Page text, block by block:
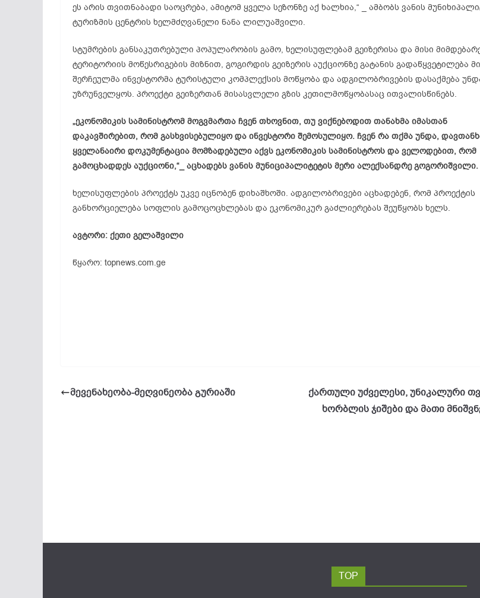
ეს არის თვითნაბადი საოცრება, ამიტომ ყველა სეზონზე აქ ხალხია,“ _ ამბობს ვანის
ტურიზმის ცენტრის ხელმძღვანელი ნანა ლილუაშვილი.
სტუმრების განსაკუთრებული პოპულარობის გამო, ხელისუფლებამ გეიზერისა და მისი
ტერიტორიის მოწესრიგების მიზნით, გოგირდის გეიზერის აუქციონზე გატანის გადაწყვეტილება
შერჩეულმა ინვესტორმა ტურისტული კომპლექსის მოწყობა და ადგილობრივების დასაქმება
უზრუნველყოს. პროექტი გეიზერთან მისასვლელი გზის კეთილმოწყობასაც ითვალისწინებს.
„ეკონომიკის სამინისტრომ მოგვმართა ჩვენ თხოვნით, თუ ვიქნებოდით თანახმა იმასთან
დაკავშირებით, რომ გასხვისებულიყო და ინვესტორი შემოსულიყო. ჩვენ რა თქმა უნდა,
ყველანაირი დოკუმენტაცია მომზადებული აქვს ეკონომიკის სამინისტროს და ველოდებით, რომ
გამოცხადდეს აუქციონი,“_ აცხადებს ვანის მუნიციპალიტეტის მერი ალექსანდრე გოგორიშვილი.
ხელისუფლების პროექტს უკვე იცნობენ დიხაშხოში. ადგილობრივები აცხადებენ, რომ პროექტის
განხორციელება სოფლის გამოცოცხლებას და ეკონომიკურ გაძლიერებას შეუწყობს ხელს.
ავტორი: ქეთი გელაშვილი
წყარო: topnews.com.ge
მევენახეობა-მეღვინეობა გურიაში
ქართული უძველესი, უნიკალური
ხორბლის ჯიშები და მათი
TOP